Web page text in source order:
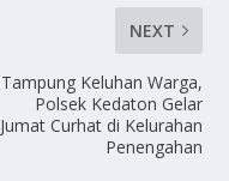
NEXT
Tampung Keluhan Warga,
Polsek Kedaton Gelar
Jumat Curhat di Kelurahan
Penengahan